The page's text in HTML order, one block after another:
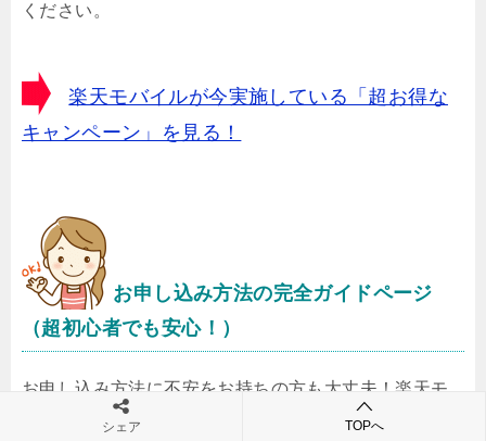
ください。
楽天モバイルが今実施している「超お得な
キャンペーン」を見る！
お申し込み方法の完全ガイドページ
（超初心者でも安心！）
お申し込み方法に不安をお持ちの方も大丈夫！楽天モ
バイルでは、超初心者でもスムーズに進めていけるよ
シェア TOPへ